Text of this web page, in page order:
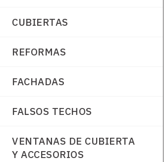
CUBIERTAS
REFORMAS
FACHADAS
FALSOS TECHOS
VENTANAS DE CUBIERTA
Y ACCESORIOS